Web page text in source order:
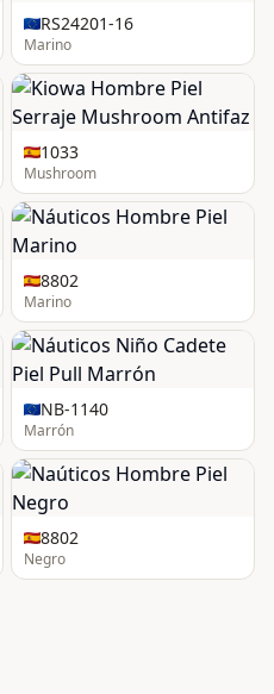
RS24201-16
Marino
1033
Mushroom
8802
Marino
NB-1140
Marrón
8802
Negro